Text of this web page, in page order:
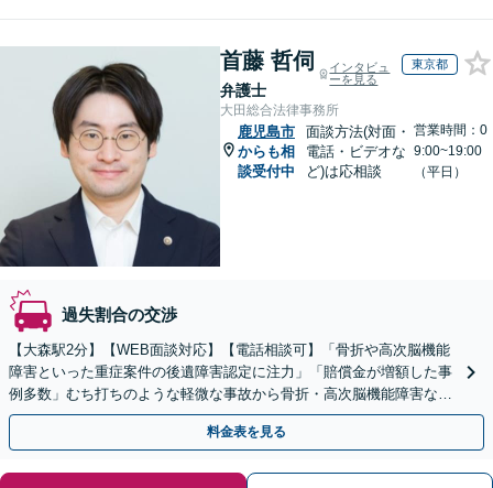
首藤 哲伺
弁護士
インタビュ
ーを見る
東京都
大田総合法律事務所
鹿児島市
からも相
談受付中
面談方法(対面・
電話・ビデオな
ど)は応相談
営業時間：0
9:00~19:00
（平日）
過失割合の交渉
【大森駅2分】【WEB面談対応】【電話相談可】「骨折や高次脳機能
障害といった重症案件の後遺障害認定に注力」「賠償金が増額した事
例多数」むち打ちのような軽微な事故から骨折・高次脳機能障害など
の重症事故まで、事故の規模に関わらず対応いたします
料金表を見る